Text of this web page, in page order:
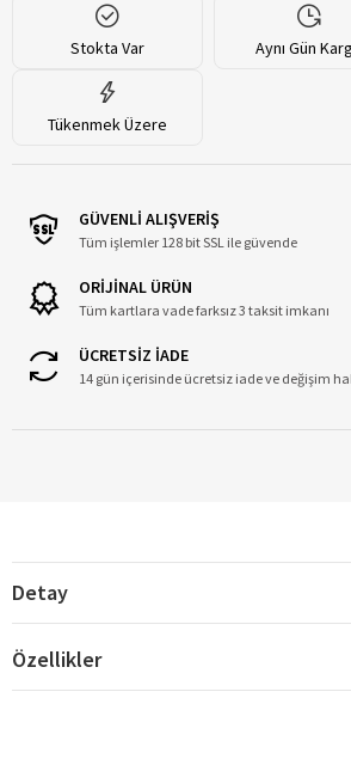
Stokta Var Aynı Gün
Tükenmek Üzere
GÜVENLİ ALIŞVERİŞ
Tüm işlemler 128 bit SSL ile güvende
ORİJİNAL ÜRÜN
Tüm kartlara vade farksız 3 taksit imkanı
ÜCRETSİZ İADE
14 gün içerisinde ücretsiz iade ve değişim
Detay
Özellikler